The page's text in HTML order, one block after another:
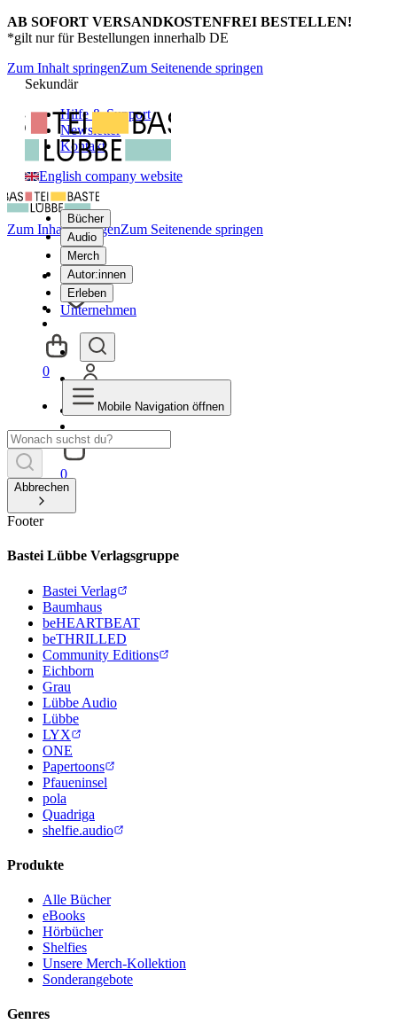
AB SOFORT VERSANDKOSTENFREI BESTELLEN!
*gilt nur für Bestellungen innerhalb DE
Zum Inhalt springenZum Seitenende springen
Sekundär
Hilfe & Support
Newsletter
Kontakt
English company website
Bücher
Audio
Merch
Autor:innen
Erleben
Unternehmen
0
Zum Inhalt springenZum Seitenende springen
0
Mobile Navigation öffnen
Abbrechen
Footer
Bastei Lübbe Verlagsgruppe
Bastei Verlag
Baumhaus
beHEARTBEAT
beTHRILLED
Community Editions
Eichborn
Grau
Lübbe Audio
Lübbe
LYX
ONE
Papertoons
Pfaueninsel
pola
Quadriga
shelfie.audio
Produkte
Alle Bücher
eBooks
Hörbücher
Shelfies
Unsere Merch-Kollektion
Sonderangebote
Genres